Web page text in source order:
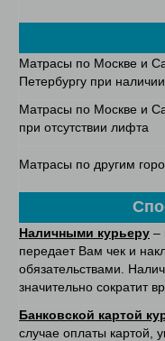
Матрасы по Москве и
Петербургу при
Матрасы по Москве и
при отсутствии лифта
Матрасы по другим
Наличными курьеру –
передает Вам чек и
обязательствами.
значительно сократит
Банковской картой
случае оплаты картой,